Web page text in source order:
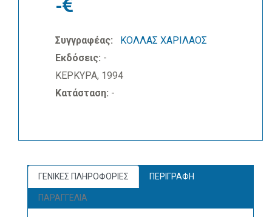
-
Συγγραφέας:
ΚΟΛΛΑΣ ΧΑΡΙΛΑΟΣ
Εκδόσεις: -
ΚΕΡΚΥΡΑ, 1994
Κατάσταση: -
ΓΕΝΙΚΕΣ ΠΛΗΡΟΦΟΡΙΕΣ ΠΕΡΙΓΡΑΦΗ
ΠΑΡΑΓΓΕΛΙΑ